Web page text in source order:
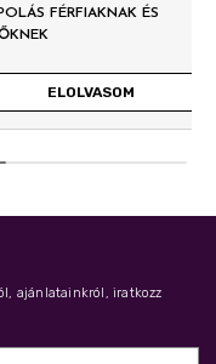
FÉRFIAKNAK ÉS
ELOLVASOM
ajánlatainkról, iratkozz